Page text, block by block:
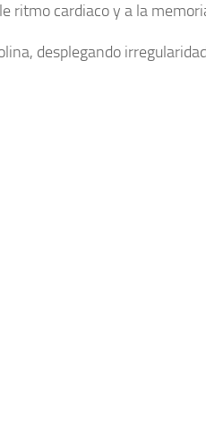
ritmo cardiaco y a la
desplegando